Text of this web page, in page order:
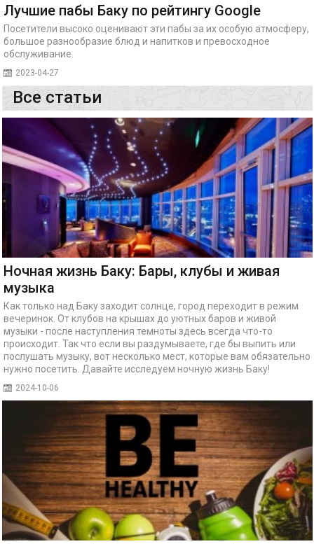
Лучшие пабы Баку по рейтингу Google
Посетители высоко оценивают эти пабы за их особую атмосферу,
большое разнообразие блюд и напитков и превосходное
обслуживание.
2023-04-27
Все статьи
Ночная жизнь Баку: Бары, клубы и живая
музыка
Как только над Баку заходит солнце, город переходит в режим
вечеринок. От клубов на крышах до уютных баров и живой
музыки - после наступления темноты здесь всегда что-то
происходит. Так что если вы раздумываете, где бы выпить или
послушать музыку, вот несколько мест, которые вам обязательно
нужно посетить. Давайте исследуем ночную жизнь Баку!
2024-10-06